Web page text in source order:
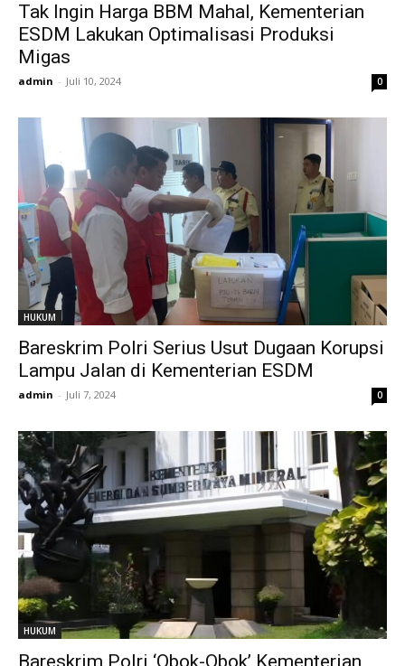
Tak Ingin Harga BBM Mahal, Kementerian
ESDM Lakukan Optimalisasi Produksi
Migas
admin - Juli 10, 2024 0
HUKUM
Bareskrim Polri Serius Usut Dugaan Korupsi
Lampu Jalan di Kementerian ESDM
admin - Juli 7, 2024 0
HUKUM
Bareskrim Polri ‘Obok-Obok’ Kementerian